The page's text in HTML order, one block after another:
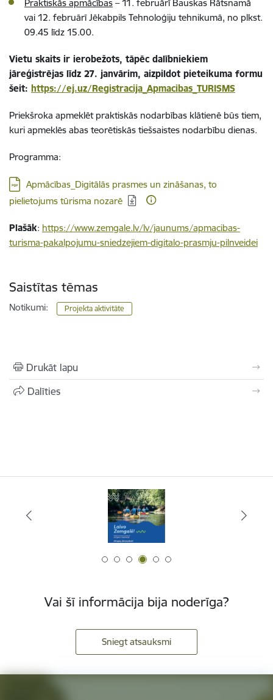
Praktiskās apmācības – 11. februārī Bauskas Rātsnamā
vai 12. februārī Jēkabpils Tehnoloģiju tehnikumā, no plkst.
09.45 līdz 15.00.
Vietu skaits ir ierobežots, tāpēc dalībniekiem
jāreģistrējas līdz 27. janvārim, aizpildot pieteikuma formu
šeit: https://ej.uz/Registracija_Apmacibas_TURISMS
Priekšroka apmeklēt praktiskās nodarbības klātienē būs tiem,
kuri apmeklēs abas teorētiskās tiešsaistes nodarbību dienas.
Programma:
Lejupielādēt:
Apmācības_Digitālās prasmes un zināšanas, to
pielietojums tūrisma nozarē
Plašāk: https://www.zemgale.lv/lv/jaunums/apmacibas-
turisma-pakalpojumu-sniedzejiem-digitalo-prasmju-pilnveidei
Saistītas tēmas
Notikumi: Projekta aktivitāte
Drukāt lapu
Dalīties
Vai šī informācija bija noderīga?
Sniegt atsauksmi